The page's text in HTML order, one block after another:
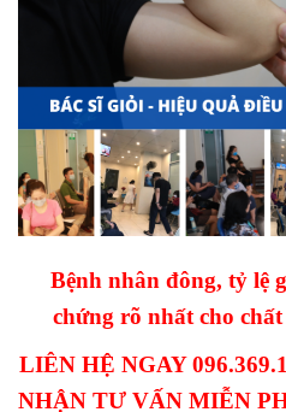
Bệnh nhân đông, tỷ lệ
chứng rõ nhất cho
LIÊN HỆ NGAY
NHẬN TƯ VẤN MIỄN